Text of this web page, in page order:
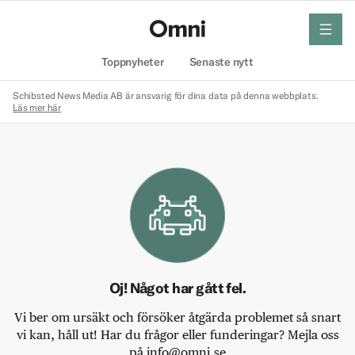
Toppnyheter Senaste nytt
meny
Schibsted News Media AB är ansvarig för dina data på denna webbplats.
Läs mer här
Oj! Något har gått fel.
Vi ber om ursäkt och försöker åtgärda problemet så snart
vi kan, håll ut! Har du frågor eller funderingar? Mejla oss